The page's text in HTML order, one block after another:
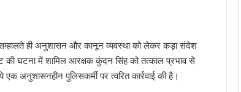
ही अनुशासन और कानून व्यवस्था को लेकर कड़ा संदेश
की घटना में शामिल आरक्षक कुंदन सिंह को तत्काल प्रभाव से
अनुशासनहीन पुलिसकर्मी पर त्वरित कार्रवाई की है।